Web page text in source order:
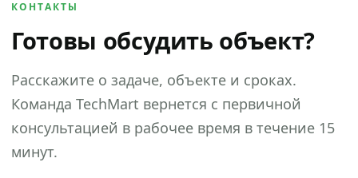
КОНТАКТЫ
Готовы обсудить объект?
Расскажите о задаче, объекте и сроках.
Команда TechMart вернется с первичной
консультацией в рабочее время в течение 15
минут.